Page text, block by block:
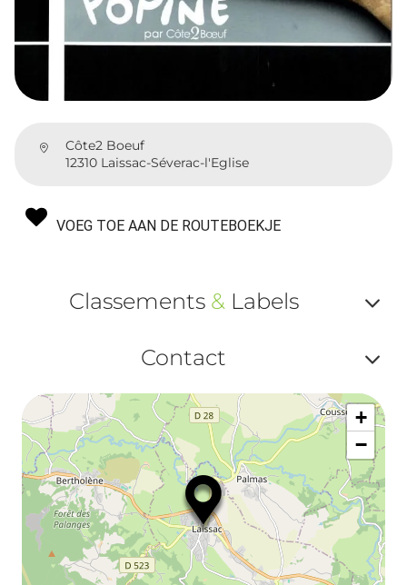
Côte2 Boeuf
12310 Laissac-Séverac-l'Eglise
VOEG TOE AAN DE ROUTEBOEKJE
Classements &Labels
ou
Contact
ou
+
−